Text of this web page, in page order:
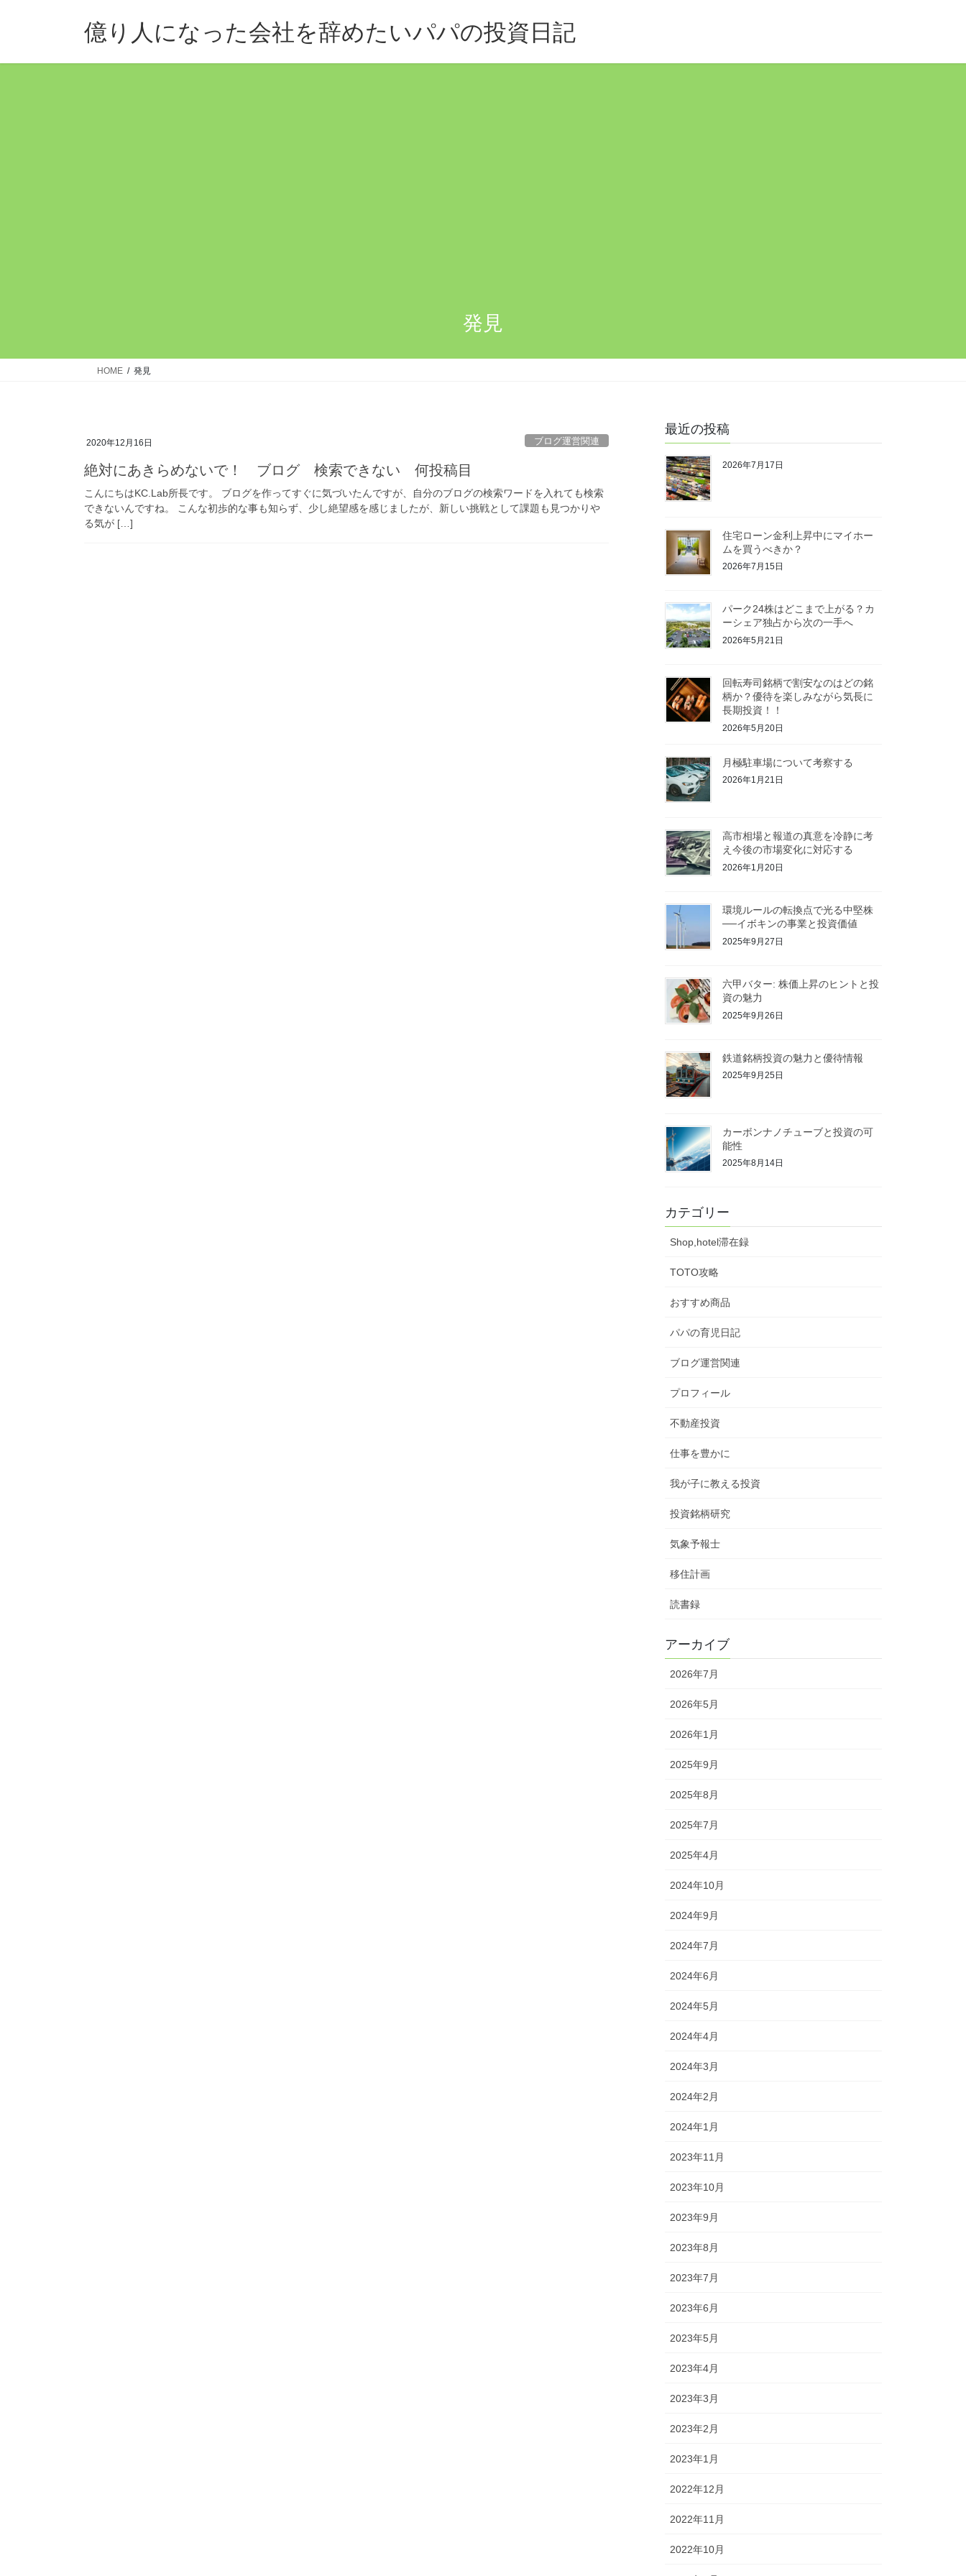
億り人になった会社を辞めたいパパの投資日記
発見
HOME 発見
2020年12月16日 ブログ運営関連
絶対にあきらめないで！ ブログ 検索できない 何投稿目
こんにちはKC.Lab所長です。 ブログを作ってすぐに気づいたんですが、自分のブログの検索ワードを入れても検索
できないんですね。 こんな初歩的な事も知らず、少し絶望感を感じましたが、新しい挑戦として課題も見つかりや
る気が […]
最近の投稿
2026年7月17日
住宅ローン金利上昇中にマイホー
ムを買うべきか？
2026年7月15日
パーク24株はどこまで上がる？カ
ーシェア独占から次の一手へ
2026年5月21日
回転寿司銘柄で割安なのはどの銘
柄か？優待を楽しみながら気長に
長期投資！！
2026年5月20日
月極駐車場について考察する
2026年1月21日
高市相場と報道の真意を冷静に考
え今後の市場変化に対応する
2026年1月20日
環境ルールの転換点で光る中堅株
──イボキンの事業と投資価値
2025年9月27日
六甲バター: 株価上昇のヒントと投
資の魅力
2025年9月26日
鉄道銘柄投資の魅力と優待情報
2025年9月25日
カーボンナノチューブと投資の可
能性
2025年8月14日
カテゴリー
Shop,hotel滞在録
TOTO攻略
おすすめ商品
パパの育児日記
ブログ運営関連
プロフィール
不動産投資
仕事を豊かに
我が子に教える投資
投資銘柄研究
気象予報士
移住計画
読書録
アーカイブ
2026年7月
2026年5月
2026年1月
2025年9月
2025年8月
2025年7月
2025年4月
2024年10月
2024年9月
2024年7月
2024年6月
2024年5月
2024年4月
2024年3月
2024年2月
2024年1月
2023年11月
2023年10月
2023年9月
2023年8月
2023年7月
2023年6月
2023年5月
2023年4月
2023年3月
2023年2月
2023年1月
2022年12月
2022年11月
2022年10月